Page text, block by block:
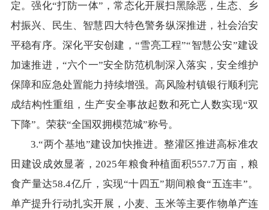
定。强化“打防一体”，常态化开展扫黑除恶，生态、乡
村振兴、民生、智慧四大特色警务纵深推进，社会治安
平稳有序。深化平安创建，“雪亮工程”“智慧公安”建设
加速推进，“六个一”安全防范机制深入落实，安全维护
保障和应急处置能力持续增强。高风险村镇银行顺利完
成结构性重组，生产安全事故起数和死亡人数实现“双
下降”。荣获“全国双拥模范城”称号。
3.“两个基地”建设加快推进。整灌区推进高标准农
田建设成效显著，2025年粮食种植面积557.7万亩，粮
食产量达58.4亿斤，实现“十四五”期间粮食“五连丰”。
单产提升行动扎实开展，小麦、玉米等主要作物单产连